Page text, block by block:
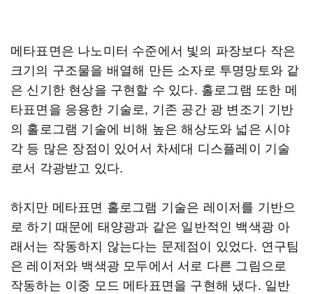
메타표면은 나노미터 수준에서 빛의 파장보다 작은
크기의 구조물을 배열해 만든 소자로 투명망토와 같
은 신기한 현상을 구현할 수 있다. 홀로그램 또한 메
타표면을 응용한 기술로, 기존 공간 광 변조기 기반
의 홀로그램 기술에 비해 높은 해상도와 넓은 시야
각 등 많은 장점이 있어서 차세대 디스플레이 기술
로서 각광받고 있다.
하지만 메타표면 홀로그램 기술은 레이저를 기반으
로 하기 때문에 태양광과 같은 일반적인 백색광 아
래서는 작동하지 않는다는 문제점이 있었다. 연구팀
은 레이저와 백색광 모두에서 서로 다른 그림으로
작동하는 이중 모드 메타표면을 구현해 냈다. 일반